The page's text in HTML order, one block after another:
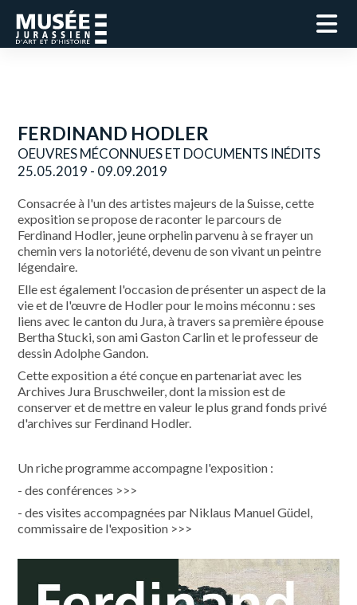
FERDINAND HODLER
OEUVRES MÉCONNUES ET DOCUMENTS INÉDITS
25.05.2019 - 09.09.2019
Consacrée à l'un des artistes majeurs de la Suisse, cette
exposition se propose de raconter le parcours de
Ferdinand Hodler, jeune orphelin parvenu à se frayer un
chemin vers la notoriété, devenu de son vivant un peintre
légendaire.
Elle est également l'occasion de présenter un aspect de la
vie et de l'œuvre de Hodler pour le moins méconnu : ses
liens avec le canton du Jura, à travers sa première épouse
Bertha Stucki, son ami Gaston Carlin et le professeur de
dessin Adolphe Gandon.
Cette exposition a été conçue en partenariat avec les
Archives Jura Bruschweiler, dont la mission est de
conserver et de mettre en valeur le plus grand fonds privé
d'archives sur Ferdinand Hodler.
Un riche programme accompagne l'exposition :
- des conférences >>>
- des visites accompagnées par Niklaus Manuel Güdel,
commissaire de l'exposition >>>